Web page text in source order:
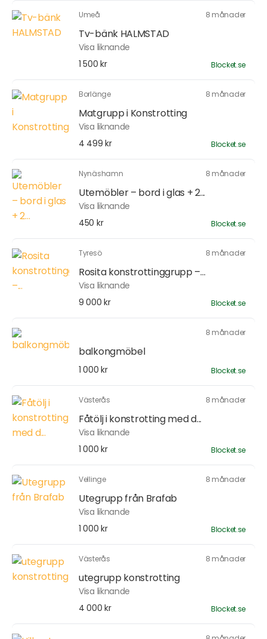
Umeå 8 månader
Tv-bänk HALMSTAD
Visa liknande
1 500 kr
Blocket.se
Borlänge 8 månader
Matgrupp i Konstrotting
Visa liknande
4 499 kr
Blocket.se
Nynäshamn 8 månader
Utemöbler – bord i glas + 2...
Visa liknande
450 kr
Blocket.se
Tyresö 8 månader
Rosita konstrottinggrupp –...
Visa liknande
9 000 kr
Blocket.se
8 månader
balkongmöbel
1 000 kr Blocket.se
Västerås 8 månader
Fåtölj i konstrotting med d...
Visa liknande
1 000 kr
Blocket.se
Vellinge 8 månader
Utegrupp från Brafab
Visa liknande
1 000 kr
Blocket.se
Västerås 8 månader
utegrupp konstrotting
Visa liknande
4 000 kr
Blocket.se